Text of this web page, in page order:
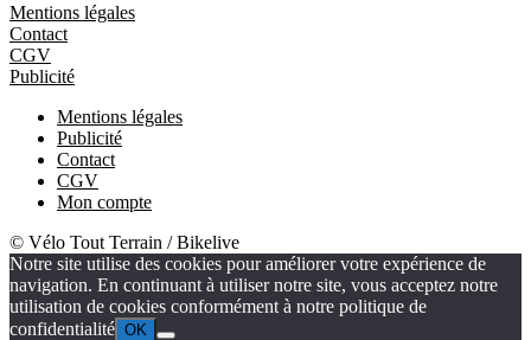
Mentions légales
Contact
CGV
Publicité
Mentions légales
Publicité
Contact
CGV
Mon compte
© Vélo Tout Terrain / Bikelive
Notre site utilise des cookies pour améliorer votre expérience de
navigation. En continuant à utiliser notre site, vous acceptez notre
utilisation de cookies conformément à notre politique de
confidentialité OK